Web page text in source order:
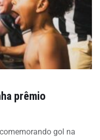
prêmio
gol na